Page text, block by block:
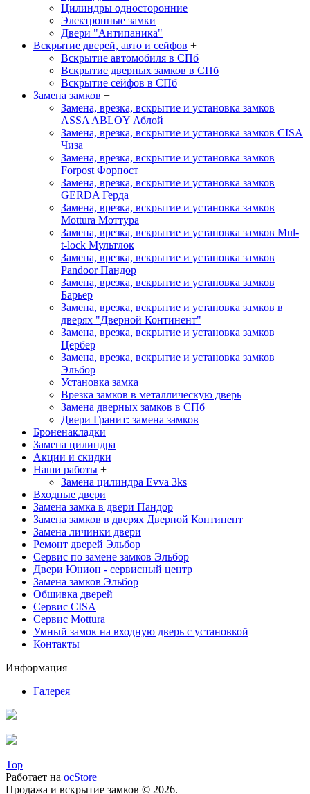
Цилиндры односторонние
Электронные замки
Двери "Антипаника"
Вскрытие дверей, авто и сейфов +
Вскрытие автомобиля в СПб
Вскрытие дверных замков в СПб
Вскрытие сейфов в СПб
Замена замков +
Замена, врезка, вскрытие и установка замков
ASSA ABLOY Аблой
Замена, врезка, вскрытие и установка замков CISA
Чиза
Замена, врезка, вскрытие и установка замков
Forpost Форпост
Замена, врезка, вскрытие и установка замков
GERDA Герда
Замена, врезка, вскрытие и установка замков
Mottura Моттура
Замена, врезка, вскрытие и установка замков Mul-
t-lock Мультлок
Замена, врезка, вскрытие и установка замков
PandoorПандор
Замена, врезка, вскрытие и установка замков
Барьер
Замена, врезка, вскрытие и установка замков в
дверях "Дверной Континент"
Замена, врезка, вскрытие и установка замков
Цербер
Замена, врезка, вскрытие и установка замков
Эльбор
Установка замка
Врезка замков в металлическую дверь
Замена дверных замков в СПб
Двери Гранит: замена замков
Броненакладки
Замена цилиндра
Акции и скидки
Наши работы +
Замена цилиндра Evva 3ks
Входные двери
Замена замка в двери Пандор
Замена замков в дверях Дверной Континент
Замена личинки двери
Ремонт дверей Эльбор
Сервис по замене замков Эльбор
Двери Юнион - сервисный центр
Замена замков Эльбор
Обшивка дверей
Сервис CISA
Сервис Mottura
Умный замок на входную дверь с установкой
Контакты
Информация
Галерея
Top
Работает на ocStore
Продажа и вскрытие замков © 2026.